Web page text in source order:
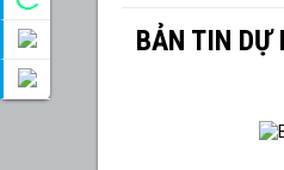
BẢN TIN DỰ